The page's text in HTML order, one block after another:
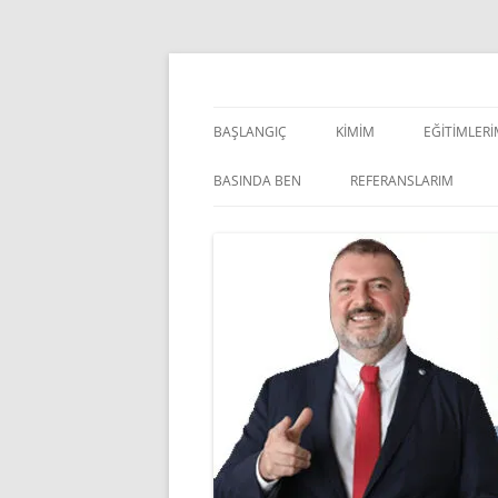
İçeriğe
BAŞLANGIÇ KIMIM
BASINDA BEN REFERANSLARIM